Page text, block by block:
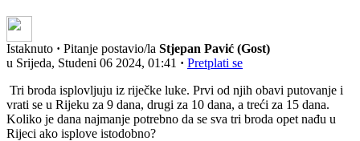
Istaknuto · Pitanje postavio/la Stjepan Pavić (Gost)
u Srijeda, Studeni 06 2024, 01:41 · Pretplati se
Tri broda isplovljuju iz riječke luke. Prvi od njih obavi putovanje i
vrati se u Rijeku za 9 dana, drugi za 10 dana, a treći za 15 dana.
Koliko je dana najmanje potrebno da se sva tri broda opet nađu u
Rijeci ako isplove istodobno?